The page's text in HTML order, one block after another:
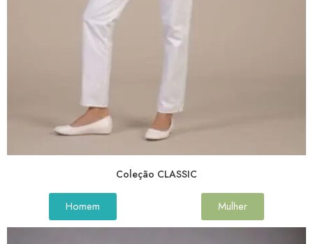
Coleção CLASSIC
Homem Mulher